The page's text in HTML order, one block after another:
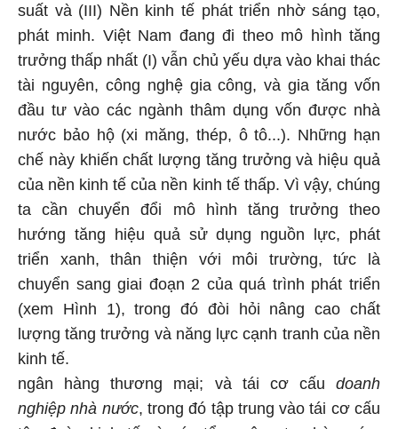
suất và (III) Nền kinh tế phát triển nhờ sáng tạo,
phát minh. Việt Nam đang đi theo mô hình tăng
trưởng thấp nhất (I) vẫn chủ yếu dựa vào khai thác
tài nguyên, công nghệ gia công, và gia tăng vốn
đầu tư vào các ngành thâm dụng vốn được nhà
nước bảo hộ (xi măng, thép, ô tô...). Những hạn
chế này khiến chất lượng tăng trưởng và hiệu quả
của nền kinh tế của nền kinh tế thấp. Vì vậy, chúng
ta cần chuyển đổi mô hình tăng trưởng theo
hướng tăng hiệu quả sử dụng nguồn lực, phát
triển xanh, thân thiện với môi trường, tức là
chuyển sang giai đoạn 2 của quá trình phát triển
(xem Hình 1), trong đó đòi hỏi nâng cao chất
lượng tăng trưởng và năng lực cạnh tranh của nền
kinh tế.
ngân hàng thương mại; và tái cơ cấu doanh
nghiệp nhà nước, trong đó tập trung vào tái cơ cấu